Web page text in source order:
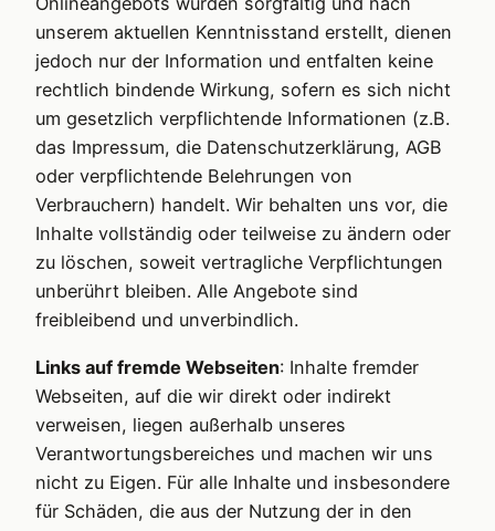
unserem aktuellen Kenntnisstand erstellt, dienen
jedoch nur der Information und entfalten keine
rechtlich bindende Wirkung, sofern es sich nicht
um gesetzlich verpflichtende Informationen (z.B.
das Impressum, die Datenschutzerklärung, AGB
oder verpflichtende Belehrungen von
Verbrauchern) handelt. Wir behalten uns vor, die
Inhalte vollständig oder teilweise zu ändern oder
zu löschen, soweit vertragliche Verpflichtungen
unberührt bleiben. Alle Angebote sind
freibleibend und unverbindlich.
Links auf fremde Webseiten: Inhalte fremder
Webseiten, auf die wir direkt oder indirekt
verweisen, liegen außerhalb unseres
Verantwortungsbereiches und machen wir uns
nicht zu Eigen. Für alle Inhalte und insbesondere
für Schäden, die aus der Nutzung der in den